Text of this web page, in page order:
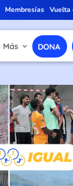
Membresías Vuelta
Más DONA